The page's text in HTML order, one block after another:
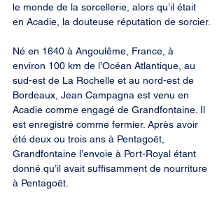
le monde de la sorcellerie, alors qu’il était
en Acadie, la douteuse réputation de sorcier.
Né en 1640 à Angoulême, France, à
environ 100 km de l’Océan Atlantique, au
sud-est de La Rochelle et au nord-est de
Bordeaux, Jean Campagna est venu en
Acadie comme engagé de Grandfontaine. Il
est enregistré comme fermier. Après avoir
été deux ou trois ans à Pentagoët,
Grandfontaine l’envoie à Port-Royal étant
donné qu’il avait suffisamment de nourriture
à Pentagoët.